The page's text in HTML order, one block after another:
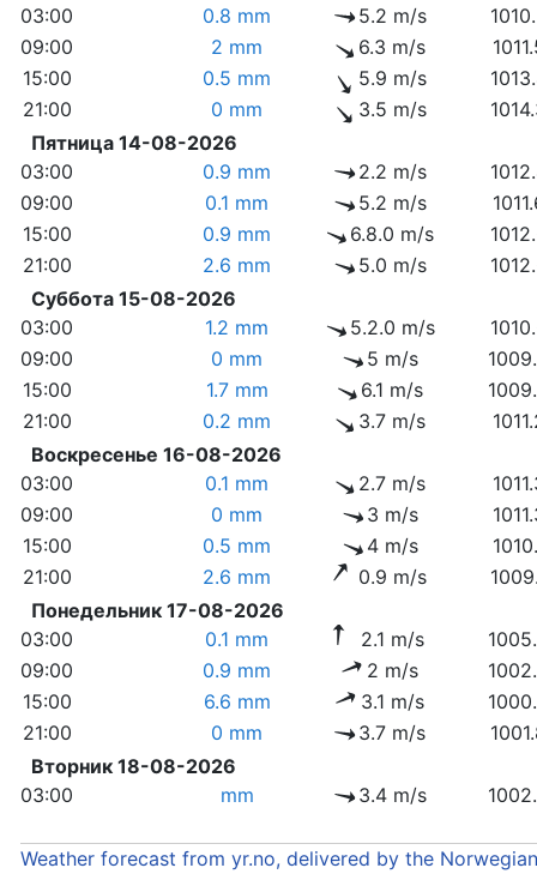
03:00
0.8 mm 5.2 m/s
09:00
2 mm 6.3 m/s
15:00
0.5 mm 5.9 m/s
21:00
0 mm 3.5 m/s
Пятница 14-08-2026
03:00
0.9 mm 2.2 m/s
09:00
0.1 mm 5.2 m/s
15:00
0.9 mm 6.8.0 m/s
21:00
2.6 mm 5.0 m/s
Суббота 15-08-2026
03:00
1.2 mm 5.2.0 m/s
09:00
0 mm 5 m/s
15:00
1.7 mm 6.1 m/s
21:00
0.2 mm 3.7 m/s
Воскресенье 16-08-2026
03:00
0.1 mm 2.7 m/s
09:00
0 mm 3 m/s
15:00
0.5 mm 4 m/s
21:00
2.6 mm 0.9 m/s
Понедельник 17-08-2026
03:00
0.1 mm 2.1 m/s
09:00
0.9 mm 2 m/s
15:00
6.6 mm 3.1 m/s
21:00
0 mm 3.7 m/s
Вторник 18-08-2026
03:00
mm 3.4 m/s
Weather forecast from yr.no, delivered by the